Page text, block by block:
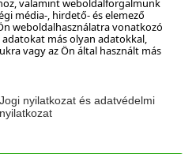
hétfőtől csütörtökig 8:00-
17:00-ig